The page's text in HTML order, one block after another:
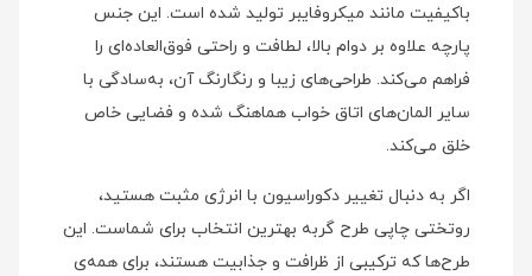
باکیفیت مانند میکروفایبر تولید شده است. این جنس
پارچه علاوه بر دوام بالا، لطافت و راحتی فوق‌العاده‌ای را
فراهم می‌کند. طراحی‌های زیبا و رنگارنگ آن، به‌سادگی با
سایر المان‌های اتاق خواب هماهنگ شده و فضایی خاص
خلق می‌کند.
اگر به دنبال تغییر دکوراسیون با انرژی مثبت هستید،
روتختی چاپی طرح گربه بهترین انتخاب برای شماست. این
طرح‌ها که ترکیبی از ظرافت و جذابیت هستند، برای همه‌ی